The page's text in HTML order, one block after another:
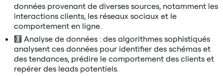
données provenant de diverses sources, notamment les
interactions clients, les réseaux sociaux et le
comportement en ligne.
🧮 Analyse de données : des algorithmes sophistiqués
analysent ces données pour identifier des schémas et
des tendances, prédire le comportement des clients et
repérer des leads potentiels.